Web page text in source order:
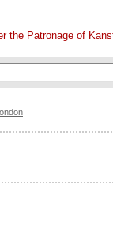
the Patronage of